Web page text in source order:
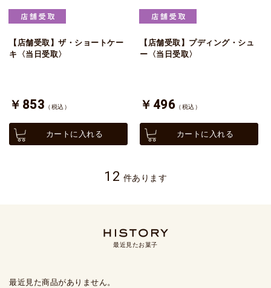
【店舗受取】ザ・ショートケー
キ〈当日受取〉
￥853 （税込）
カートに入れる
【店舗受取】プディング・シュ
ー〈当日受取〉
￥496 （税込）
カートに入れる
12 件あります
最近見たお菓子
最近見た商品がありません。